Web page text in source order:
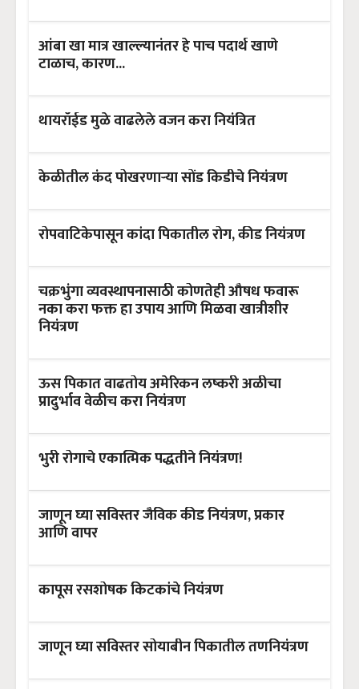
आंबा खा मात्र खाल्ल्यानंतर हे पाच पदार्थ खाणे
टाळाच, कारण...
थायरॉईड मुळे वाढलेले वजन करा नियंत्रित
केळीतील कंद पोखरणाऱ्या सोंड किडीचे नियंत्रण
रोपवाटिकेपासून कांदा पिकातील रोग, कीड नियंत्रण
चक्रभुंगा व्यवस्थापनासाठी कोणतेही औषध फवारू
नका करा फक्त हा उपाय आणि मिळवा खात्रीशीर
नियंत्रण
ऊस पिकात वाढतोय अमेरिकन लष्करी अळीचा
प्रादुर्भाव वेळीच करा नियंत्रण
भुरी रोगाचे एकात्मिक पद्धतीने नियंत्रण!
जाणून घ्या सविस्तर जैविक कीड नियंत्रण, प्रकार
आणि वापर
कापूस रसशोषक किटकांचे नियंत्रण
जाणून घ्या सविस्तर सोयाबीन पिकातील तणनियंत्रण